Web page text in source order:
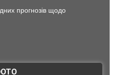
прогнозів щодо